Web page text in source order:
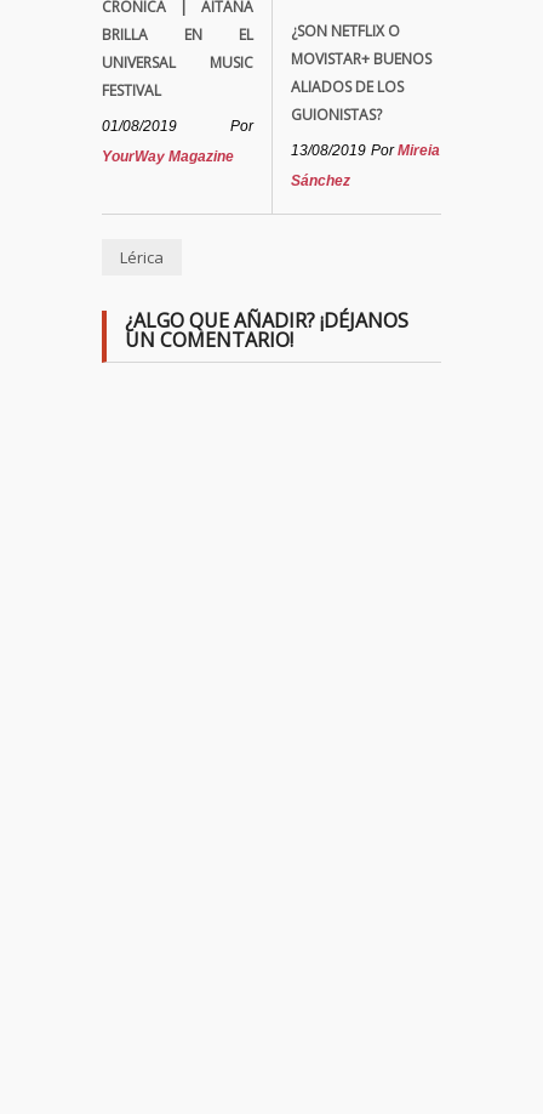
CRÓNICA | AITANA
BRILLA EN EL
UNIVERSAL MUSIC
FESTIVAL
01/08/2019
Por
YourWay Magazine
¿SON NETFLIX O
MOVISTAR+ BUENOS
ALIADOS DE LOS
GUIONISTAS?
13/08/2019 PorMireia
Sánchez
Lérica
¿ALGO QUE AÑADIR? ¡DÉJANOS
UN COMENTARIO!